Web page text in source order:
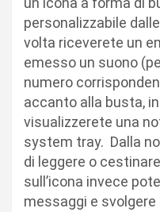
personalizzabile
volta riceverete un
emesso un suono
numero
accanto alla busta,
visualizzerete una
system tray. Dalla
di leggere o
sull’icona invece
messaggi e